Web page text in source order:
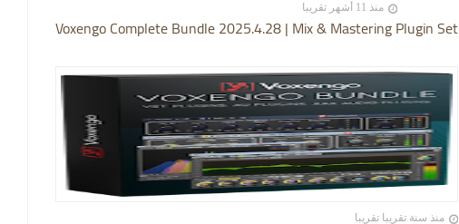
منذ 11 أشهر تقريبا
Voxengo Complete Bundle 2025.4.28 | Mix & Mastering Plugin Set
منذ سنة تقريبا تقريبا